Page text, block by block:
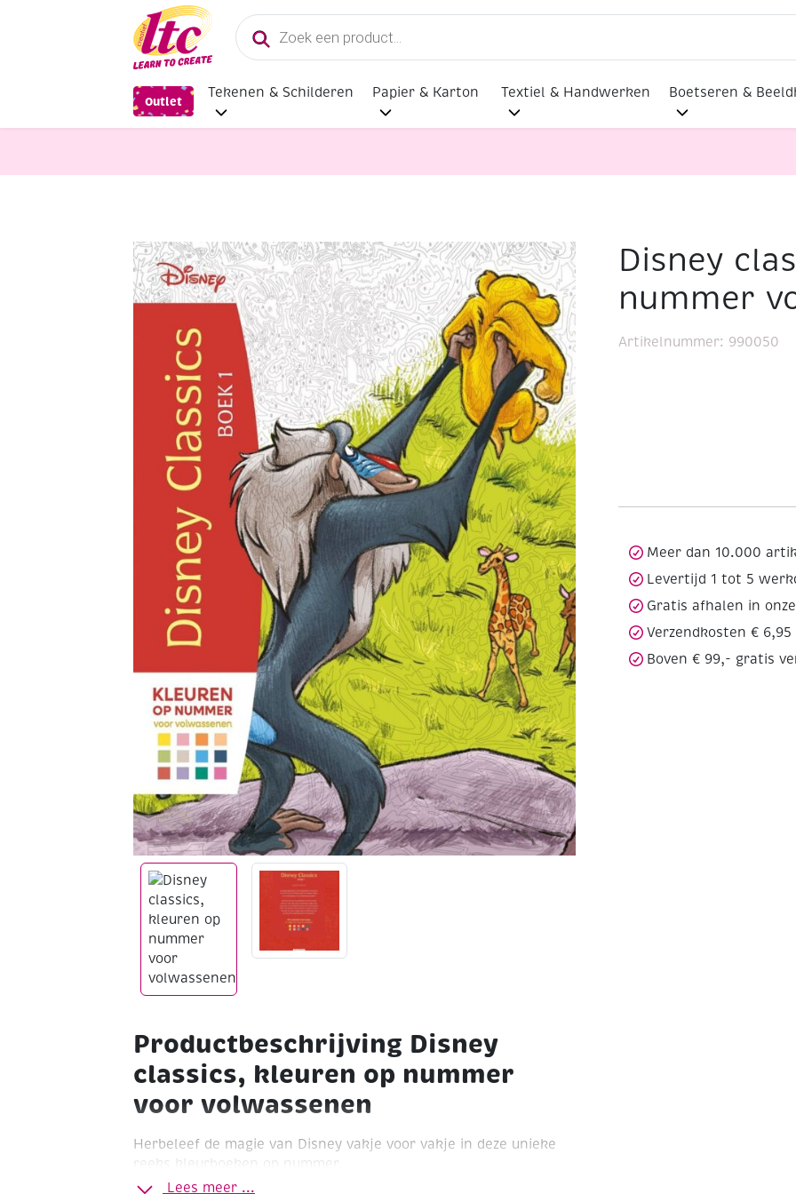
Producten
zoeken
Outlet
Tekenen & Schilderen Papier & Karton Textiel & Handwerken Boetseren &
Boeken en Kleurboeken Disney classics, kleuren op nummer voor volwassenen
Productbeschrijving Disney
classics, kleuren op nummer
voor volwassenen
Herbeleef de magie van Disney vakje voor vakje in deze unieke
reeks kleurboeken op nummer.
Lees meer ...
Disney
nummer
Artikelnummer: 990050
Meer dan 10.000
Levertijd 1 tot 5
Gratis afhalen in
Verzendkosten € 6,95
Boven € 99,- gratis